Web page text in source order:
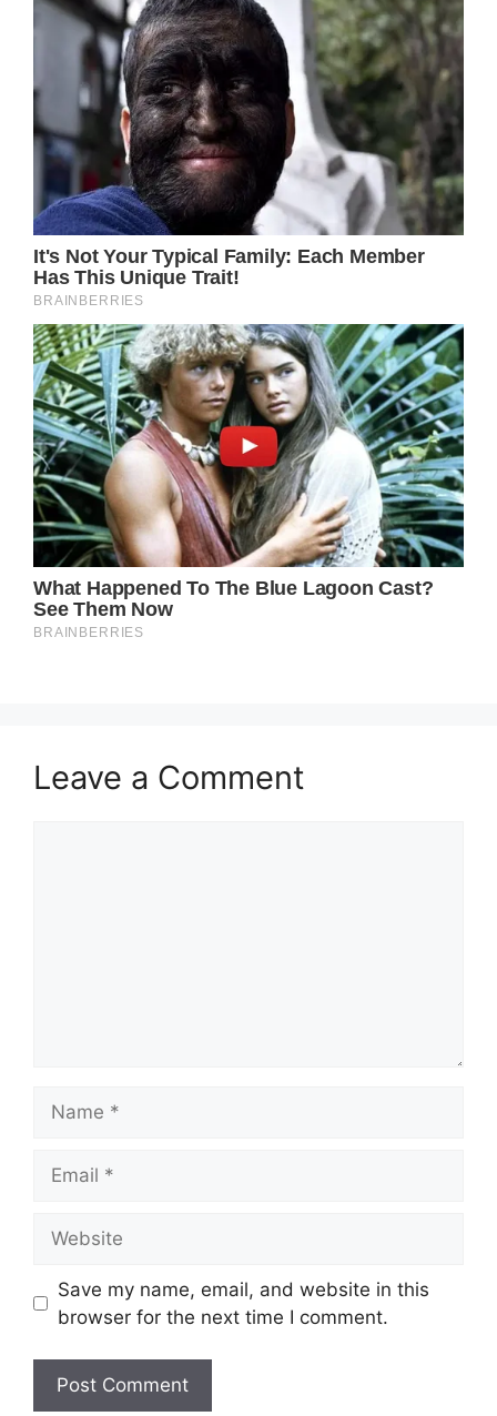
Leave a Comment
Save my name, email, and website in this
browser for the next time I comment.